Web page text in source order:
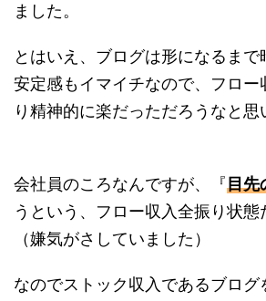
ました。
とはいえ、ブログは形になるまで
安定感もイマイチなので、フロー
り精神的に楽だっただろうなと思
会社員のころなんですが、『目先
うという、フロー収入全振り状態
（嫌気がさしていました）
なのでストック収入であるブログ